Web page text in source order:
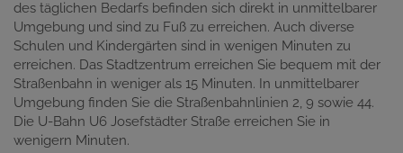
des täglichen Bedarfs befinden sich direkt in unmittelbarer
Umgebung und sind zu Fuß zu erreichen. Auch diverse
Schulen und Kindergärten sind in wenigen Minuten zu
erreichen. Das Stadtzentrum erreichen Sie bequem mit der
Straßenbahn in weniger als 15 Minuten. In unmittelbarer
Umgebung finden Sie die Straßenbahnlinien 2, 9 sowie 44.
Die U-Bahn U6 Josefstädter Straße erreichen Sie in
wenigern Minuten.